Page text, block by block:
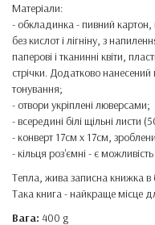
Матеріали:
- обкладинка - пивний картон,
без кислот і лігніну, з
паперові і тканинні квіти,
стрічки. Додатково
тонування;
- отвори укріплені люверсами;
- всередині білі щільні листи
- конверт 17см х 17см,
- кільця роз'ємні - є
Тепла, жива записна книжка в
Така книга - найкраще місце
Вага: 400 g